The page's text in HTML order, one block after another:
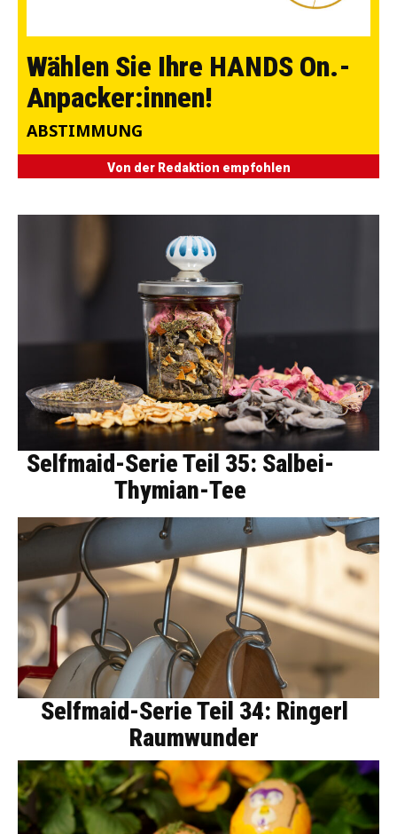
Wählen Sie Ihre HANDS On.-
Anpacker:innen!
ABSTIMMUNG
Von der Redaktion empfohlen
Selfmaid-Serie Teil 35: Salbei-
Thymian-Tee
Selfmaid-Serie Teil 34: Ringerl
Raumwunder